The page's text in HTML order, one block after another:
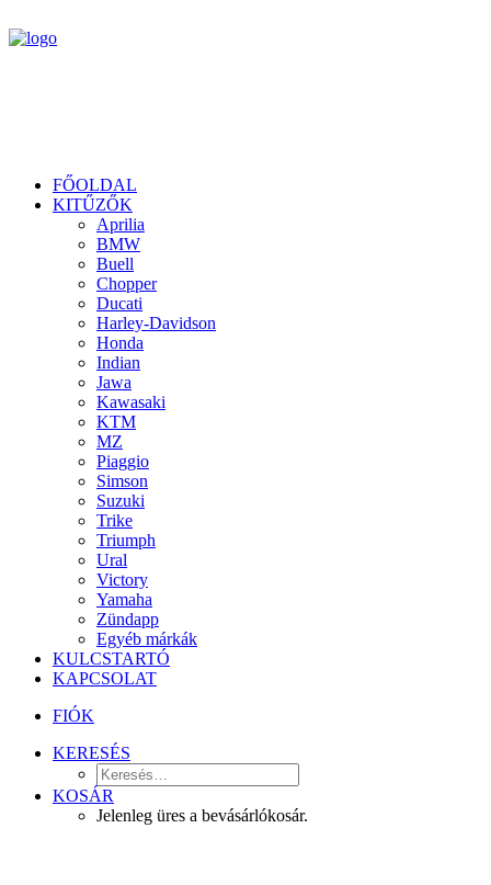
FŐOLDAL
KITŰZŐK
Aprilia
BMW
Buell
Chopper
Ducati
Harley-Davidson
Honda
Indian
Jawa
Kawasaki
KTM
MZ
Piaggio
Simson
Suzuki
Trike
Triumph
Ural
Victory
Yamaha
Zündapp
Egyéb márkák
KULCSTARTÓ
KAPCSOLAT
FIÓK
KERESÉS
KOSÁR
Jelenleg üres a bevásárlókosár.